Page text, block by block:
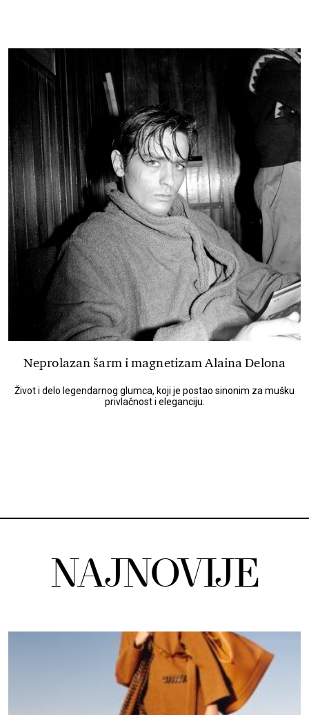
Neprolazan šarm i magnetizam Alaina Delona
Život i delo legendarnog glumca, koji je postao sinonim za mušku
privlačnost i eleganciju.
NAJNOVIJE